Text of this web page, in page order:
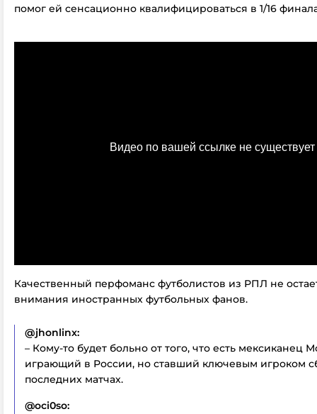
помог ей сенсационно квалифицироваться в 1/16
Качественный перфоманс футболистов из РПЛ не
внимания иностранных футбольных фанов.
@jhonlinx:
– Кому-то будет больно от того, что есть мексиканец
играющий в России, но ставший ключевым игроком
последних матчах.
@oci0so: